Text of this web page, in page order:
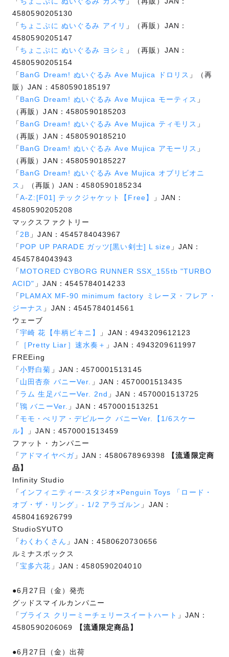
4580590205130
「 ちょこぷに ぬいぐるみ アイリ 」（再販）JAN：
4580590205147
「 ちょこぷに ぬいぐるみ ヨシミ
」（再販）JAN：
4580590205154
「 BanG Dream! ぬいぐるみ Ave Mujica ドロリス 」（再
販）JAN：4580590185197
「 BanG Dream! ぬいぐるみ Ave Mujica モーティス 」
（再販）JAN：4580590185203
「 BanG Dream! ぬいぐるみ Ave Mujica ティモリス 」
（再販）JAN：4580590185210
「 BanG Dream! ぬいぐるみ Ave Mujica アモーリス 」
（再販）JAN：4580590185227
「 BanG Dream! ぬいぐるみ Ave Mujica オブリビオニ
ス 」（再販）JAN：4580590185234
「A-Z:[F01] テックジャケット【Free】
」JAN：
4580590205208
マックスファクトリー
「 2B 」JAN：4545784043967
「 POP UP PARADE ガッツ[黒い剣士] L size 」JAN：
4545784043943
「 MOTORED CYBORG RUNNER SSX_155tb "TURBO
ACID" 」JAN：4545784014233
「 PLAMAX MF-90 minimum factory ミレーヌ・フレア・
ジーナス 」JAN：4545784014561
ウェーブ
「宇崎 花【牛柄ビキニ】
」JAN：4943209612123
「
［Pretty Liar］速水奏＋ 」JAN：4943209611997
FREEing
「小野白菊 」JAN：4570001513145
「 山田杏奈 バニーVer.
」JAN：4570001513435
「 ラム 生足バニーVer. 2nd 」JAN：4570001513725
「鴇 バニーVer.
」JAN：4570001513251
「 モモ・べリア・デビルーク バニーVer.【1/6スケー
ル】
」JAN：4570001513459
ファット・カンパニー
「 アドマイヤベガ」JAN：4580678969398
【流通限定商
品】
Infinity Studio
「 インフィニティー·スタジオ×Penguin Toys 「ロード・
オブ・ザ・リング」- 1/2 アラゴルン 」JAN：
4580416926799
StudioSYUTO
「 わくわくさん 」JAN：4580620730656
ルミナスボックス
「宝多六花 」JAN：4580590204010
●6月27日（金）発売
グッドスマイルカンパニー
「 ブライス クリーミーチェリースイートハート 」JAN：
4580590206069
【流通限定商品】
●6月27日（金）出荷